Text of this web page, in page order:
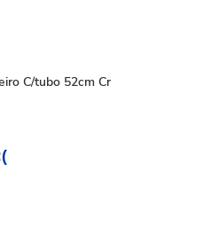
C/tubo 52cm Cr